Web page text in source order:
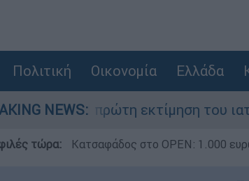
Πολιτική Οικονομία Ελλάδα
NEWS:
πρώτη εκτίμηση του ιατροδικαστή
τώρα: Κατσαφάδος στο OPEN: 1.000